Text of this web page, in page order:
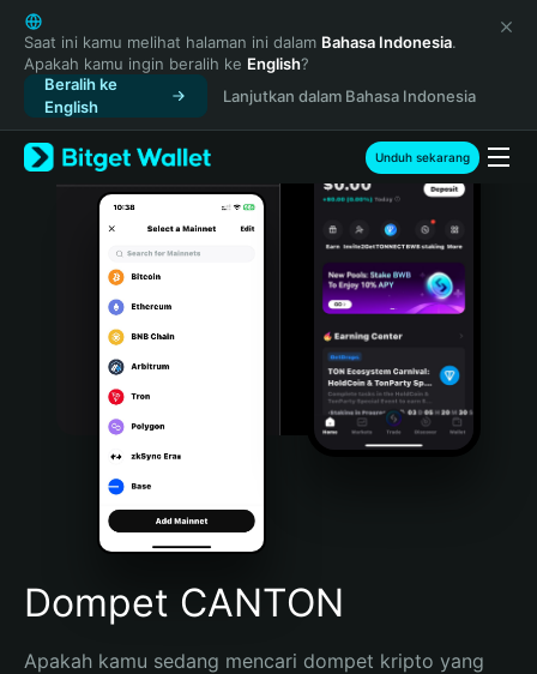
English
日本語
Tiếng Việt
Русский
Español (Latinoamérica)
Türkçe
Italiano
Português (Portugal)
Bahasa Indonesia
Português (Brasil)
Español (Argentina)
Saat ini kamu melihat halaman ini dalam Bahasa Indonesia.
Apakah kamu ingin beralih ke English?
Beralih ke
English
Lanjutkan dalam Bahasa Indonesia
Unduh sekarang
Dompet CANTON
Apakah kamu sedang mencari dompet kripto yang